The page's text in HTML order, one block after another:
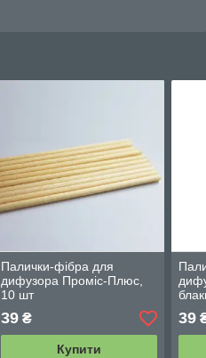
Палички-фібра для
дифузора Проміс-Плюс,
10 шт
39₴
Купити
39